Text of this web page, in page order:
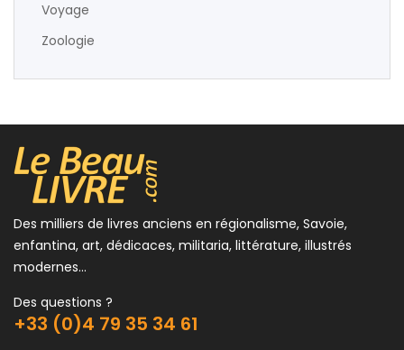
Voyage
Zoologie
Des milliers de livres anciens en régionalisme, Savoie,
enfantina, art, dédicaces, militaria, littérature, illustrés
modernes...
Des questions ?
+33 (0)4 79 35 34 61